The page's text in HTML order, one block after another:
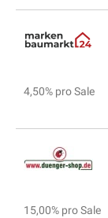
4,50% pro Sale
15,00% pro Sale